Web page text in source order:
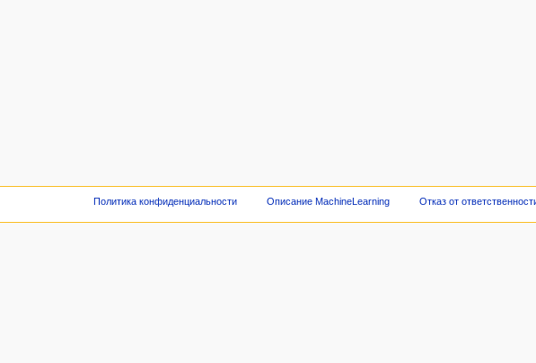
Политика конфиденциальности Описание MachineLearning Отказ от